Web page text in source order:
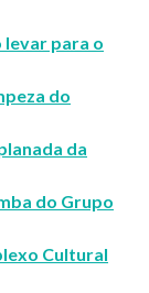
levar para o
do
da
do Grupo
Cultural